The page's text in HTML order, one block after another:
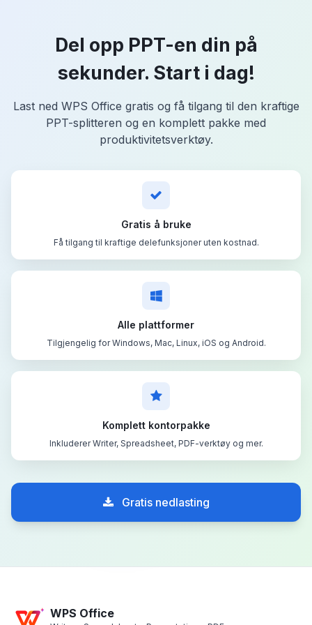
Del opp PPT-en din på
sekunder. Start i dag!
Last ned WPS Office gratis og få tilgang til den kraftige
PPT-splitteren og en komplett pakke med
produktivitetsverktøy.
Gratis å bruke
Få tilgang til kraftige delefunksjoner uten kostnad.
Alle plattformer
Tilgjengelig for Windows, Mac, Linux, iOS og Android.
Komplett kontorpakke
Inkluderer Writer, Spreadsheet, PDF-verktøy og mer.
Gratis nedlasting
WPS Office